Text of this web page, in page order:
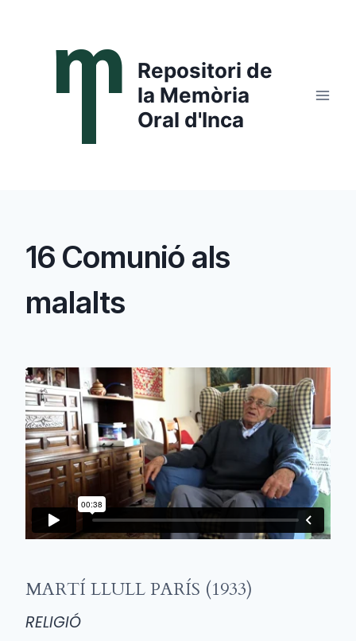
contenido
Repositori de
la Memòria
Oral d'Inca
16 Comunió als
malalts
MARTÍ LLULL PARÍS (1933)
RELIGIÓ